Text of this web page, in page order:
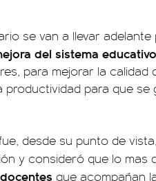
se van a llevar
del sistema
para mejorar la calidad
productividad para que
desde su punto de
y consideró que lo mas
que acompañan